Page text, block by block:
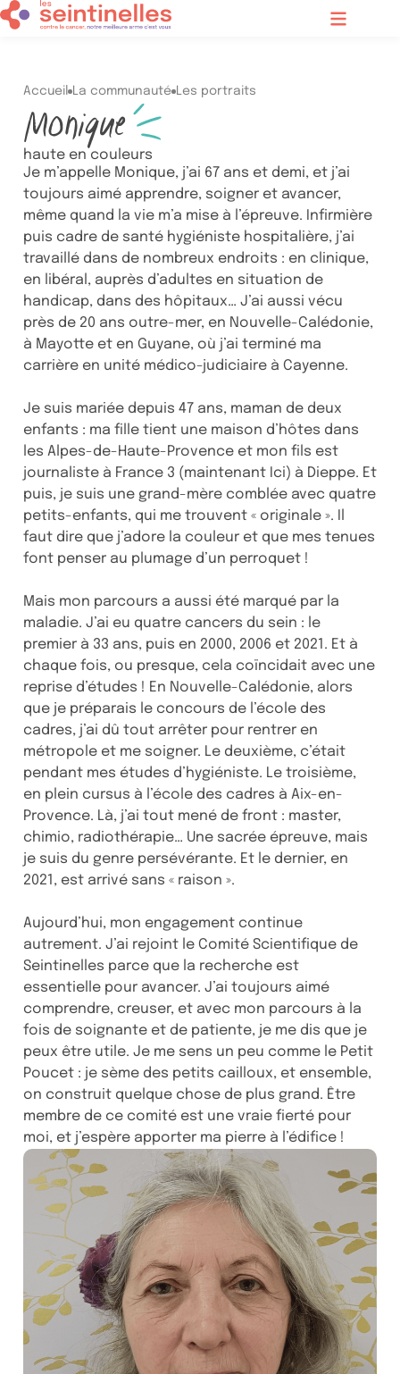
Contenu principal
Menu
Accueil La communauté Les portraits
Monique
haute en couleurs
Je m’appelle Monique, j’ai 67 ans et demi, et j’ai
toujours aimé apprendre, soigner et avancer,
même quand la vie m’a mise à l’épreuve. Infirmière
puis cadre de santé hygiéniste hospitalière, j’ai
travaillé dans de nombreux endroits : en clinique,
en libéral, auprès d’adultes en situation de
handicap, dans des hôpitaux… J’ai aussi vécu
près de 20 ans outre-mer, en Nouvelle-Calédonie,
à Mayotte et en Guyane, où j’ai terminé ma
carrière en unité médico-judiciaire à Cayenne.
Je suis mariée depuis 47 ans, maman de deux
enfants : ma fille tient une maison d’hôtes dans
les Alpes-de-Haute-Provence et mon fils est
journaliste à France 3 (maintenant Ici) à Dieppe. Et
puis, je suis une grand-mère comblée avec quatre
petits-enfants, qui me trouvent « originale ». Il
faut dire que j’adore la couleur et que mes tenues
font penser au plumage d’un perroquet !
Mais mon parcours a aussi été marqué par la
maladie. J’ai eu quatre cancers du sein : le
premier à 33 ans, puis en 2000, 2006 et 2021. Et à
chaque fois, ou presque, cela coïncidait avec une
reprise d’études ! En Nouvelle-Calédonie, alors
que je préparais le concours de l’école des
cadres, j’ai dû tout arrêter pour rentrer en
métropole et me soigner. Le deuxième, c’était
pendant mes études d’hygiéniste. Le troisième,
en plein cursus à l’école des cadres à Aix-en-
Provence. Là, j’ai tout mené de front : master,
chimio, radiothérapie… Une sacrée épreuve, mais
je suis du genre persévérante. Et le dernier, en
2021, est arrivé sans « raison ».
Aujourd’hui, mon engagement continue
autrement. J’ai rejoint le Comité Scientifique de
Seintinelles parce que la recherche est
essentielle pour avancer. J’ai toujours aimé
comprendre, creuser, et avec mon parcours à la
fois de soignante et de patiente, je me dis que je
peux être utile. Je me sens un peu comme le Petit
Poucet : je sème des petits cailloux, et ensemble,
on construit quelque chose de plus grand. Être
membre de ce comité est une vraie fierté pour
moi, et j’espère apporter ma pierre à l’édifice !